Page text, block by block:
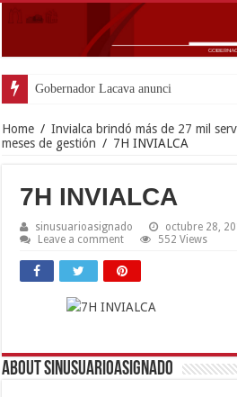
Gobernador Lacava anunció colocació
Home / Invialca brindó más de 27 mil
meses de gestión / 7H INVIALCA
7H INVIALCA
sinusuarioasignado
octubre 28,
Leave a comment
552 Views
About sinusuarioasignado